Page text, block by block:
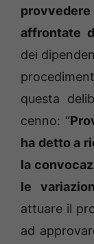
affrontate
dei
questa
cenno: “
ha detto a
la
le
attuare il
ad